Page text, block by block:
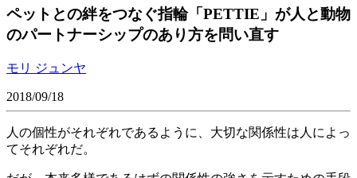
ペットとの絆をつなぐ指輪「PETTIE」が人と動物
のパートナーシップのあり方を問い直す
モリ ジュンヤ
2018/09/18
人の個性がそれぞれであるように、大切な関係性は人によっ
てそれぞれだ。